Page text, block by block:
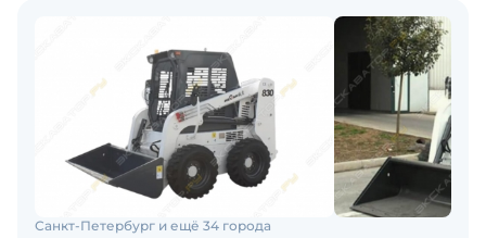
Санкт-Петербург и ещё 34 города